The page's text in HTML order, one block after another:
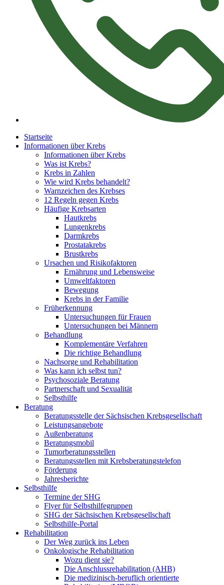
Startseite
Informationen über Krebs
Informationen über Krebs
Was ist Krebs?
Krebs in Zahlen
Wie wird Krebs behandelt?
Warnzeichen des Krebses
12 Regeln gegen Krebs
Häufige Krebsarten
Hautkrebs
Lungenkrebs
Darmkrebs
Prostatakrebs
Brustkrebs
Ursachen und Risikofaktoren
Ernährung und Lebensweise
Umweltfaktoren
Bewegung
Krebs in der Familie
Früherkennung
Untersuchungen für Frauen
Untersuchungen bei Männern
Behandlung
Komplementäre Verfahren
Die richtige Behandlung
Nachsorge und Rehabilitation
Was kann ich selbst tun?
Psychosoziale Beratung
Partnerschaft und Sexualität
Selbsthilfe
Beratung
Beratungsstelle der Sächsischen Krebsgesellschaft
Leistungsangebote
Außenberatung
Beratungsmobil
Tumorberatungsstellen
Beratungsstellen mit Krebsberatungstelefon
Förderung
Jahresberichte
Selbsthilfe
Termine der SHG
Flyer für Selbsthilfegruppen
SHG der Sächsischen Krebsgesellschaft
Selbsthilfe-Portal
Rehabilitation
Der Weg zurück ins Leben
Onkologische Rehabilitation
Wozu dient sie?
Die Anschlussrehabilitation (AHB)
Die medizinisch-beruflich orientierte